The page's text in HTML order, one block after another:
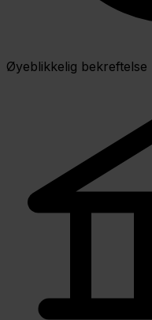
Øyeblikkelig bekreftelse